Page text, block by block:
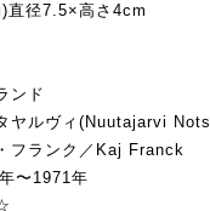
直径7.5×高さ4cm
ンド
ヤルヴィ(Nuutajarvi
フランク／Kaj Franck
〜1971年